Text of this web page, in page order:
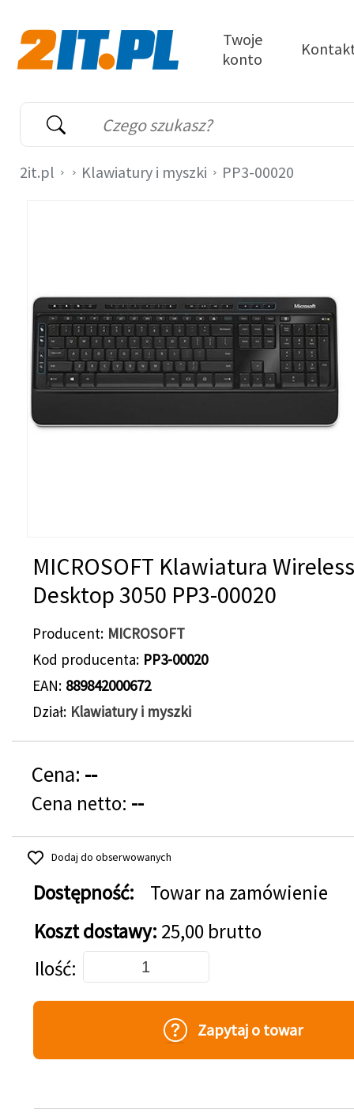
Wyszukiwarka
Słowo kluczowe
Twoje
konto
2it.pl Klawiatury i myszki PP3-00020
MICROSOFT Klawiatura Wireless
Desktop 3050 PP3-00020
Producent MICROSOFT
Kod producenta PP3-00020
EAN 889842000672
Dział Klawiatury i myszki
Cena: --
Cena netto: --
Dodaj do obserwowanych
Dostępność:
Towar na zamówienie
Koszt dostawy: 25,00 brutto
Dodaj do koszyka
Ilość
Zapytaj o towar